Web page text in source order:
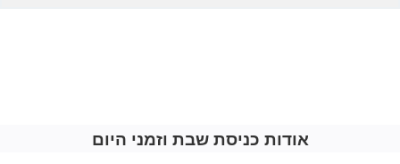
אודות כניסת שבת וזמני היום